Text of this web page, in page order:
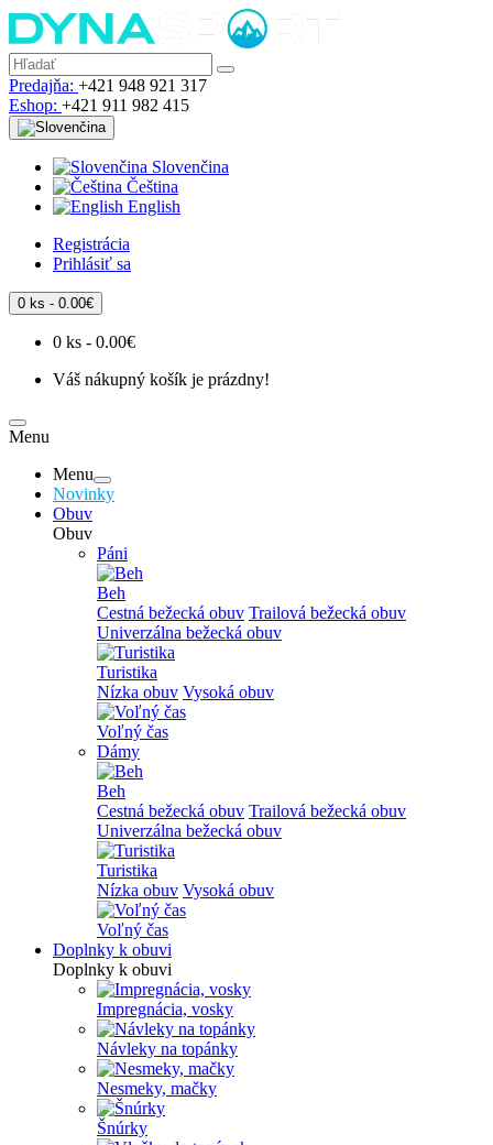
Predajňa: +421 948 921 317
Eshop: +421 911 982 415
Slovenčina
Čeština
English
Registrácia
Prihlásiť sa
0 ks - 0.00€
0 ks - 0.00€
Váš nákupný košík je prázdny!
Menu
Menu
Novinky
Obuv
Obuv
Páni
Beh
Cestná bežecká obuv Trailová bežecká obuv
Univerzálna bežecká obuv
Turistika
Nízka obuv Vysoká obuv
Voľný čas
Dámy
Beh
Cestná bežecká obuv Trailová bežecká obuv
Univerzálna bežecká obuv
Turistika
Nízka obuv Vysoká obuv
Voľný čas
Doplnky k obuvi
Doplnky k obuvi
Impregnácia, vosky
Návleky na topánky
Nesmeky, mačky
Šnúrky